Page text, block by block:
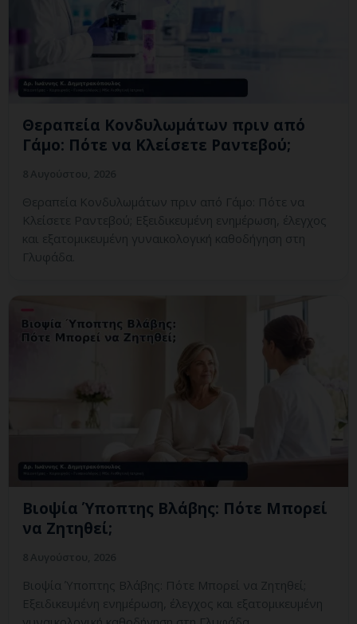
Θεραπεία Κονδυλωμάτων πριν από
Γάμο: Πότε να Κλείσετε Ραντεβού;
Θεραπεία Κονδυλωμάτων πριν από Γάμο: Πότε να
Κλείσετε Ραντεβού; Εξειδικευμένη ενημέρωση, έλεγχος
και εξατομικευμένη γυναικολογική καθοδήγηση στη
Γλυφάδα.
Βιοψία Ύποπτης Βλάβης: Πότε Μπορεί
να Ζητηθεί;
Βιοψία Ύποπτης Βλάβης: Πότε Μπορεί να Ζητηθεί;
Εξειδικευμένη ενημέρωση, έλεγχος και εξατομικευμένη